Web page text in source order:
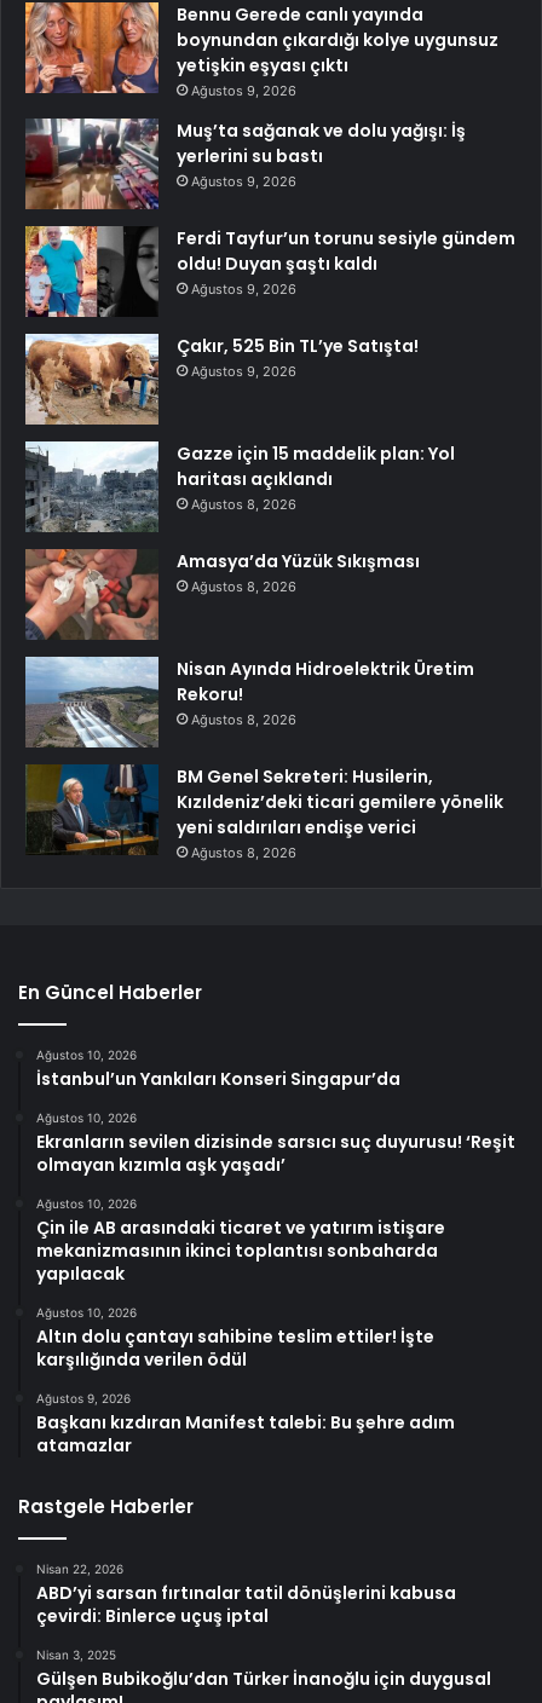
Bennu Gerede canlı yayında
boynundan çıkardığı kolye uygunsuz
yetişkin eşyası çıktı
Ağustos 9, 2026
Muş’ta sağanak ve dolu yağışı: İş
yerlerini su bastı
Ağustos 9, 2026
Ferdi Tayfur’un torunu sesiyle gündem
oldu! Duyan şaştı kaldı
Ağustos 9, 2026
Çakır, 525 Bin TL’ye Satışta!
Ağustos 9, 2026
Gazze için 15 maddelik plan: Yol
haritası açıklandı
Ağustos 8, 2026
Amasya’da Yüzük Sıkışması
Ağustos 8, 2026
Nisan Ayında Hidroelektrik Üretim
Rekoru!
Ağustos 8, 2026
BM Genel Sekreteri: Husilerin,
Kızıldeniz’deki ticari gemilere yönelik
yeni saldırıları endişe verici
Ağustos 8, 2026
En Güncel Haberler
Ağustos 10, 2026
İstanbul’un Yankıları Konseri Singapur’da
Ağustos 10, 2026
Ekranların sevilen dizisinde sarsıcı suç duyurusu! ‘Reşit
olmayan kızımla aşk yaşadı’
Ağustos 10, 2026
Çin ile AB arasındaki ticaret ve yatırım istişare
mekanizmasının ikinci toplantısı sonbaharda
yapılacak
Ağustos 10, 2026
Altın dolu çantayı sahibine teslim ettiler! İşte
karşılığında verilen ödül
Ağustos 9, 2026
Başkanı kızdıran Manifest talebi: Bu şehre adım
atamazlar
Rastgele Haberler
Nisan 22, 2026
ABD’yi sarsan fırtınalar tatil dönüşlerini kabusa
çevirdi: Binlerce uçuş iptal
Nisan 3, 2025
Gülşen Bubikoğlu’dan Türker İnanoğlu için duygusal